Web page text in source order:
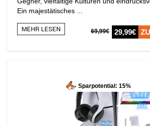
Ein majestätisches ...
MEHR LESEN 69,99€ 29,99€
Sparpotential: 15%